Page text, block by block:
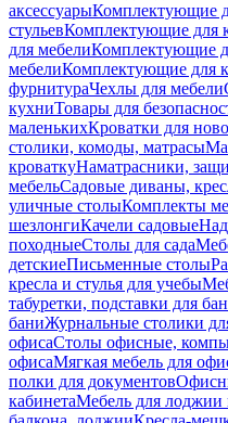
аксессуарыКомплектующие
стульевКомплектующие для
для мебелиКомплектующие
мебелиКомплектующие для
фурнитураЧехлы для мебели
кухниТовары для
маленькихКроватки для
столики, комоды, матрасы
кроваткуНаматрасники,
мебельСадовые диваны,
уличные столыКомплекты
шезлонгиКачели садовые
походныеСтолы для сада
детскиеПисьменные столы
кресла и стулья для учебы
табуретки, подставки для
баниЖурнальные столики
офисаСтолы офисные,
офисаМягкая мебель для
полки для документов
кабинетаМебель для лоджии